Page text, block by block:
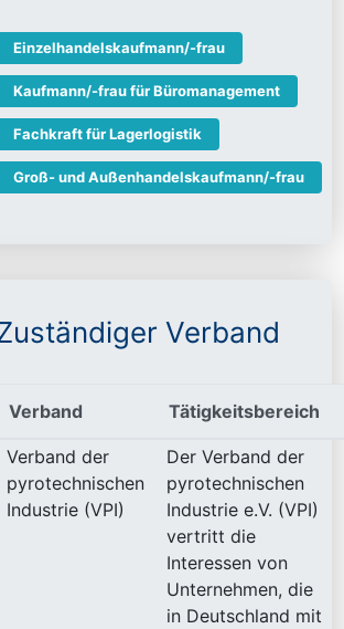
Einzelhandelskaufmann/-frau
Kaufmann/-frau für Büromanagement
Fachkraft für Lagerlogistik
Groß- und Außenhandelskaufmann/-frau
Verband
Verband Tätigkeitsbereich
Verband der
pyrotechnischen
Industrie (VPI)
Der Verband der
pyrotechnischen
Industrie e.V. (VPI)
vertritt die
Interessen von
Unternehmen, die
in Deutschland mit